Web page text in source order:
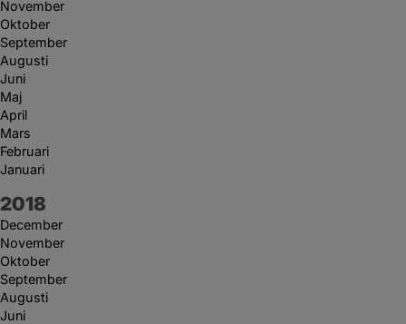
November
Oktober
September
Augusti
Juni
Maj
April
Mars
Februari
Januari
År:
2018
December
November
Oktober
September
Augusti
Juni